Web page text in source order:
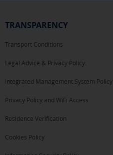
TRANSPARENCY
Transport Conditions
Legal Advice & Privacy Policy.
Integrated Management System Policy
Privacy Policy and WiFi Access
Residence Verification
Cookies Policy